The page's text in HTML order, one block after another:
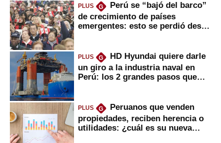
PLUS G
Perú se “bajó del barco”
de crecimiento de países
emergentes: esto se perdió desde
PLUS G
HD Hyundai quiere darle
un giro a la industria naval en
Perú: los 2 grandes pasos que
PLUS G
Peruanos que venden
propiedades, reciben herencia o
utilidades: ¿cuál es su nueva